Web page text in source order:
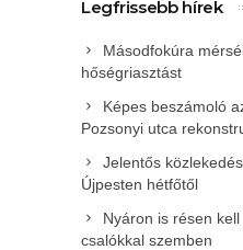
Legfrissebb hírek
Másodfokúra
hőségriasztást
Képes beszámoló
Pozsonyi utca
Jelentős
Újpesten hétfőtől
Nyáron is résen
csalókkal szemben